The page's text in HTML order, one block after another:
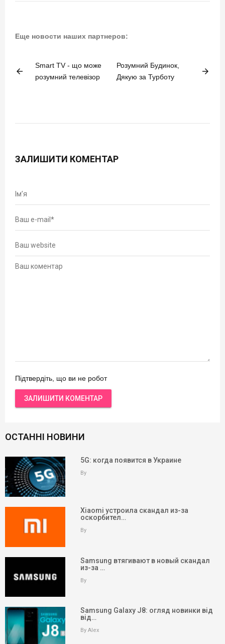
Еще новости наших партнеров:
arrow_back
Smart TV - що може
розумний телевізор
Розумний Будинок,
Дякую за Турботу
arrow_forward
ЗАЛИШИТИ КОМЕНТАР
Підтвердіть, що ви не робот
ОСТАННІ НОВИНИ
5G: когда появится в Украине
By
Xiaomi устроила скандал из-за
оскорбител…
By
Samsung втягивают в новый скандал
из-за …
By
Samsung Galaxy J8: огляд новинки від
від…
By Alex